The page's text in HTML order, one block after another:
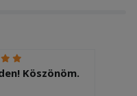
Köszönöm.